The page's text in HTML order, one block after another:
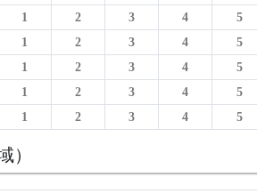
1 2 3 4
5
1 2 3 4
5
1 2 3 4
5
1 2 3 4
5
1 2 3 4 5
）